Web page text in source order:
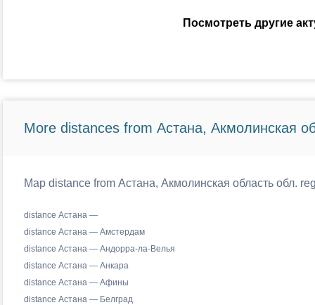
Посмотреть другие
More distances from Астана, Акмолинская
Map distance from Астана, Акмолинская область обл.
distance Астана —
distance Астана — Амстердам
distance Астана — Андорра-ла-Велья
distance Астана — Анкара
distance Астана — Афины
distance Астана — Белград